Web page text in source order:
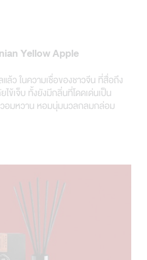
Yellow Apple
ล้ว ในความเชื่อของชาวจีน ที่สื่อถึง
ไข้เจ็บ ทั้งยังมีกลิ่นที่โดดเด่นเป็น
อมหวาน หอมนุ่มนวลกลมกล่อม